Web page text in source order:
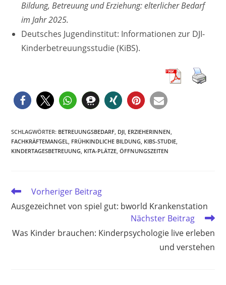
Bildung, Betreuung und Erziehung: elterlicher Bedarf
im Jahr 2025.
Deutsches Jugendinstitut: Informationen zur DJI-
Kinderbetreuungsstudie (KiBS).
SCHLAGWÖRTER: BETREUUNGSBEDARF DJI ERZIEHERINNEN
FACHKRÄFTEMANGEL
FRÜHKINDLICHE BILDUNG KIBS-STUDIE
KINDERTAGESBETREUUNG KITA-PLÄTZE ÖFFNUNGSZEITEN
Weitere
ansehen
Vorheriger Beitrag
Ausgezeichnet von spiel gut: bworld Krankenstation
Nächster Beitrag
Was Kinder brauchen: Kinderpsychologie live erleben
und verstehen